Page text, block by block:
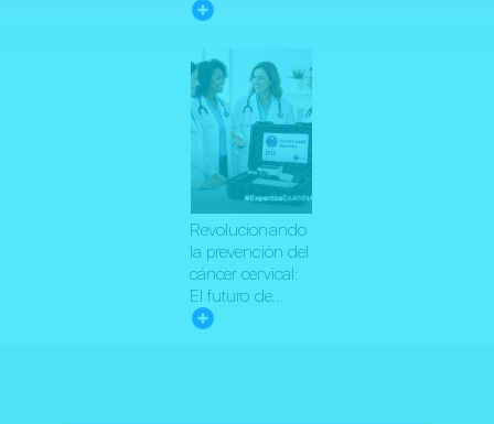
Revolucionando
la prevención del
cáncer cervical:
El futuro de...